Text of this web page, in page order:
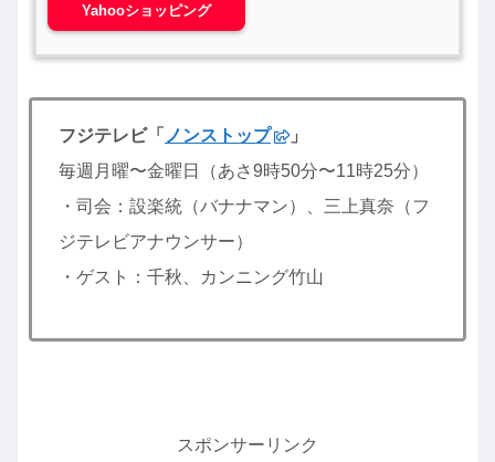
Yahooショッピング
フジテレビ「 ノンストップ
」
毎週月曜〜金曜日（あさ9時50分〜11時25分）
・司会：設楽統（バナナマン）、三上真奈（フ
ジテレビアナウンサー）
・ゲスト：千秋、カンニング竹山
スポンサーリンク